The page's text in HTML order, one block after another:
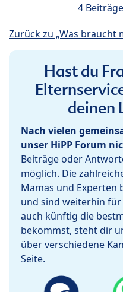
4
Zurück zu „Was braucht
Hast du
deinen
Nach vielen
unser HiPP Forum
Beiträge oder
möglich. Die
Mamas und Experten
und sind weiterhin
auch künftig die
bekommst, steht dir
über verschiedene
Seite.